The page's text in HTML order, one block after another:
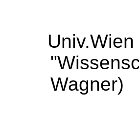
Wagner)